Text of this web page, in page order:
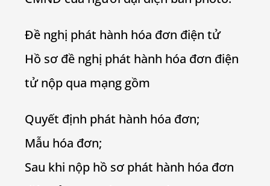
Đề nghị phát hành hóa đơn điện tử
Hồ sơ đề nghị phát hành hóa đơn điện
tử nộp qua mạng gồm
Quyết định phát hành hóa đơn;
Mẫu hóa đơn;
Sau khi nộp hồ sơ phát hành hóa đơn